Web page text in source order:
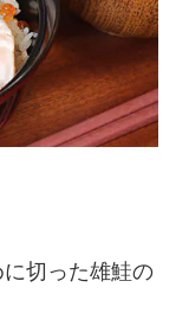
切った雄鮭の